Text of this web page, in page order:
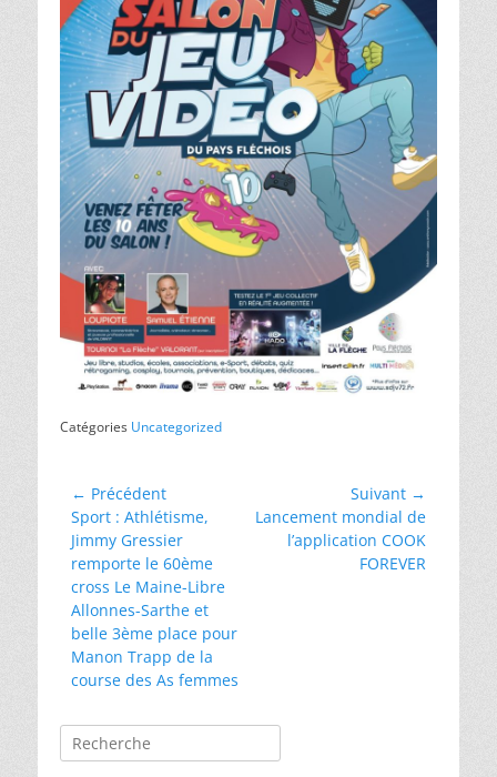
Catégories Uncategorized
Navigation
de
l’article
← Précédent
Article
précédent :
Sport : Athlétisme,
Jimmy Gressier
remporte le 60ème
cross Le Maine-Libre
Allonnes-Sarthe et
belle 3ème place pour
Manon Trapp de la
course des As femmes
Suivant →
Article
suivant :
Lancement mondial de
l’application COOK
FOREVER
Rechercher :